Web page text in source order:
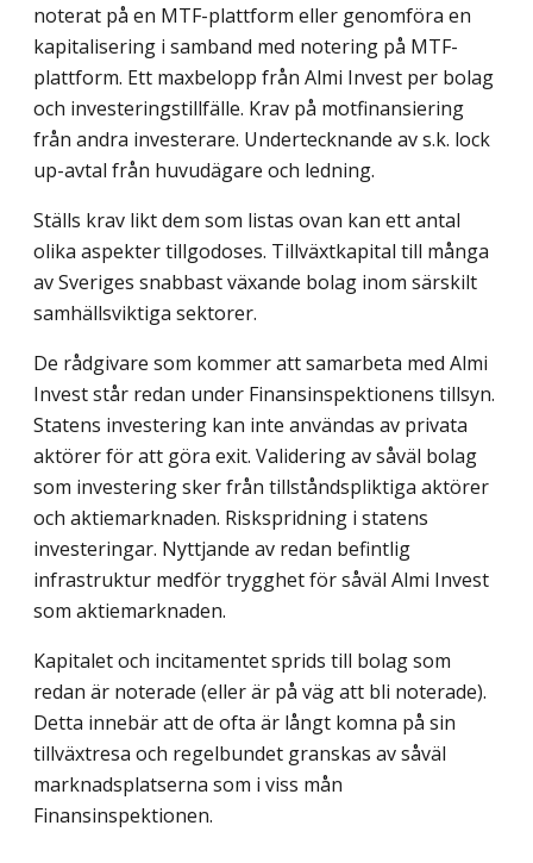
noterat på en MTF-plattform eller genomföra en
kapitalisering i samband med notering på MTF-
plattform. Ett maxbelopp från Almi Invest per bolag
och investeringstillfälle. Krav på motfinansiering
från andra investe­rare. Undertecknande av s.k. lock
up-avtal från huvudägare och ledning.
Ställs krav likt dem som listas ovan kan ett antal
olika aspekter tillgodoses. Tillväxt­kapital till många
av Sveriges snabbast växande bolag inom särskilt
samhällsviktiga sektorer.
De rådgivare som kommer att samarbeta med Almi
Invest står redan under Finans­inspektionens tillsyn.
Statens investering kan inte användas av privata
aktörer för att göra exit. Validering av såväl bolag
som investering sker från tillståndspliktiga aktörer
och aktiemarknaden. Riskspridning i statens
investeringar. Nyttjande av redan befintlig
infrastruktur medför trygghet för såväl Almi Invest
som aktiemarknaden.
Kapitalet och incitamentet sprids till bolag som
redan är noterade (eller är på väg att bli noterade).
Detta innebär att de ofta är långt komna på sin
tillväxtresa och regelbun­det granskas av såväl
marknadsplatserna som i viss mån
Finansinspektionen.